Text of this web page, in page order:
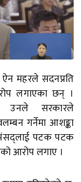
महरले सदनप्रति
लगाएका छन् ।
उनले सरकारले
गर्नेमा आशङ्का
संसद्लाई पटक पटक
आरोप लगाए ।